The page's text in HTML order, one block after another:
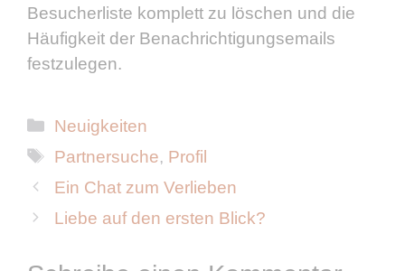
Besucherliste komplett zu löschen und die
Häufigkeit der Benachrichtigungsemails
festzulegen.
Kategorien
Neuigkeiten
Schlagwörter
Partnersuche, Profil
Ein Chat zum Verlieben
Liebe auf den ersten Blick?